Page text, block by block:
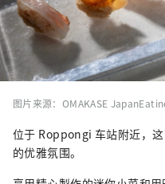
图片来源：OMAKASE
位于 Roppongi 车站附近，
的优雅氛围。